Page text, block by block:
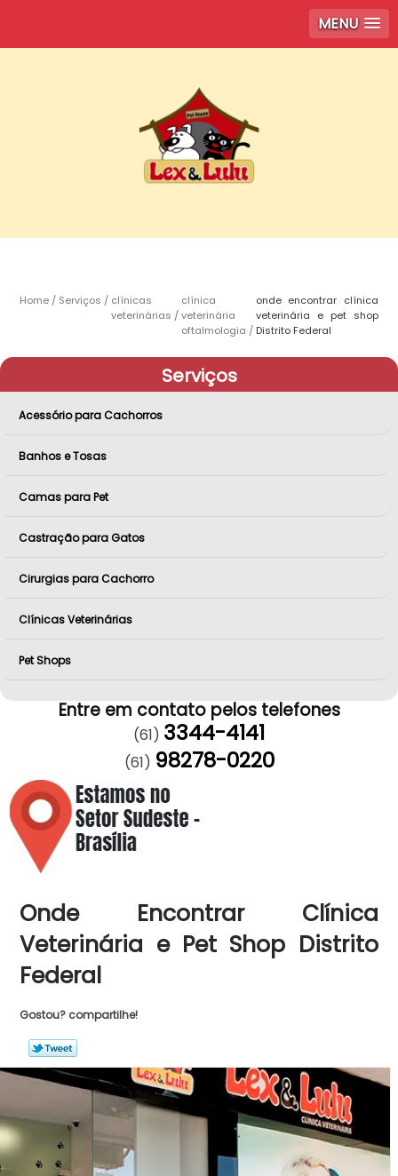
MENU
Home Serviços
clínicas
veterinárias
clínica
veterinária
oftalmologia
onde encontrar clínica
veterinária e pet shop
Distrito Federal
Serviços
Acessório para Cachorros
Banhos e Tosas
Camas para Pet
Castração para Gatos
Cirurgias para Cachorro
Clínicas Veterinárias
Pet Shops
Entre em contato pelos telefones
(61) 3344-4141
(61) 98278-0220
Onde Encontrar Clínica
Veterinária e Pet Shop Distrito
Federal
Gostou? compartilhe!